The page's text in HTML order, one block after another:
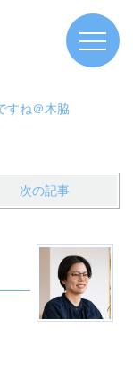
すね＠木脇
次の記事